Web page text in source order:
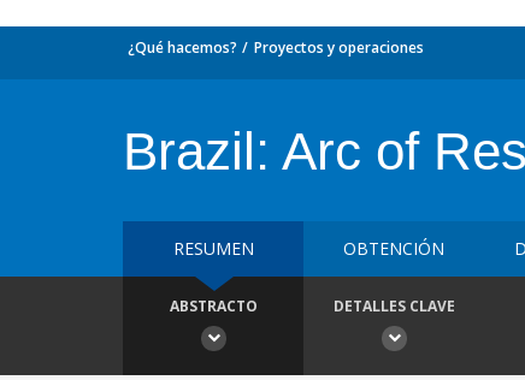
¿Qué hacemos? Proyectos y operaciones
Brazil: Arc of
RESUMEN OBTENCIÓN
ABSTRACTO DETALLES CLAVE